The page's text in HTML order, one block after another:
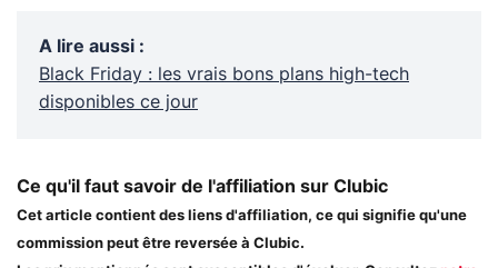
A lire aussi :
Black Friday : les vrais bons plans high-tech
disponibles ce jour
Ce qu'il faut savoir de l'affiliation sur Clubic
Cet article contient des liens d'affiliation, ce qui signifie qu'une
commission peut être reversée à Clubic.